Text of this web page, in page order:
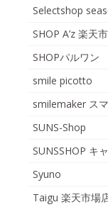
Selectshop
SHOP A’z 楽天
SHOPパルワン
smile picotto
smilemaker ス
SUNS-Shop
SUNSSHOP キ
Syuno
Taigu 楽天市場